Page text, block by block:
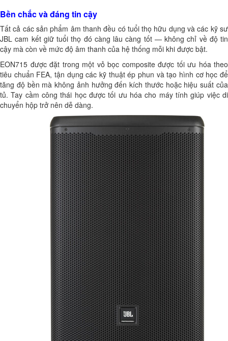
Bền chắc và đáng tin cậy
Tất cả các sản phẩm âm thanh đều có tuổi thọ hữu dụng và các kỹ sư
JBL cam kết giữ tuổi thọ đó càng lâu càng tốt — không chỉ về độ tin
cậy mà còn về mức độ âm thanh của hệ thống mỗi khi được bật.
EON715 được đặt trong một vỏ bọc composite được tối ưu hóa theo
tiêu chuẩn FEA, tận dụng các kỹ thuật ép phun và tạo hình cơ học để
tăng độ bền mà không ảnh hưởng đến kích thước hoặc hiệu suất của
tủ. Tay cầm công thái học được tối ưu hóa cho máy tính giúp việc di
chuyển hộp trở nên dễ dàng.